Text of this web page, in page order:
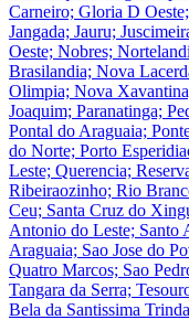
Carneiro; Gloria D
Jangada; Jauru;
Oeste; Nobres;
Brasilandia; Nova
Olimpia; Nova
Joaquim; Paranatinga;
Pontal do Araguaia;
do Norte; Porto
Leste; Querencia;
Ribeiraozinho; Rio
Ceu; Santa Cruz do
Antonio do Leste; Santo
Araguaia; Sao Jose do
Quatro Marcos; Sao
Tangara da Serra;
Bela da Santissima